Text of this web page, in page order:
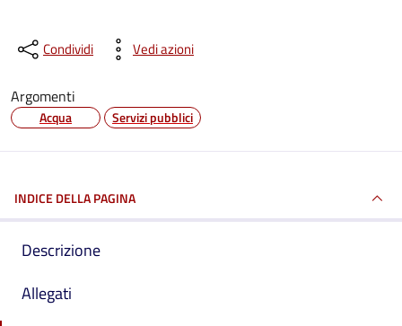
Condividi Vedi azioni
Argomenti
Acqua Servizi pubblici
INDICE DELLA PAGINA
Descrizione
Allegati